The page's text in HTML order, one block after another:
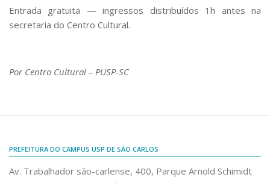
Fale Conosco
Telefones e E-mails
Ouvidoria do Campus
Entrada gratuita — ingressos distribuídos 1h antes na
secretaria do Centro Cultural.
Por Centro Cultural – PUSP-SC
PREFEITURA DO CAMPUS USP DE SÃO CARLOS
Av. Trabalhador são-carlense, 400, Parque Arnold Schimidt